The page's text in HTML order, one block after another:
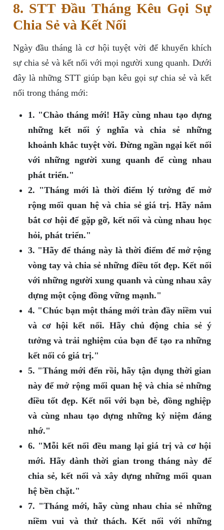
8. STT Đầu Tháng Kêu Gọi Sự
Chia Sẻ và Kết Nối
Ngày đầu tháng là cơ hội tuyệt vời để khuyến khích
sự chia sẻ và kết nối với mọi người xung quanh. Dưới
đây là những STT giúp bạn kêu gọi sự chia sẻ và kết
nối trong tháng mới:
1. "Chào tháng mới! Hãy cùng nhau tạo dựng
những kết nối ý nghĩa và chia sẻ những
khoảnh khắc tuyệt vời. Đừng ngần ngại kết nối
với những người xung quanh để cùng nhau
phát triển."
2. "Tháng mới là thời điểm lý tưởng để mở
rộng mối quan hệ và chia sẻ giá trị. Hãy nắm
bắt cơ hội để gặp gỡ, kết nối và cùng nhau học
hỏi, phát triển."
3. "Hãy để tháng này là thời điểm để mở rộng
vòng tay và chia sẻ những điều tốt đẹp. Kết nối
với những người xung quanh và cùng nhau xây
dựng một cộng đồng vững mạnh."
4. "Chúc bạn một tháng mới tràn đầy niềm vui
và cơ hội kết nối. Hãy chủ động chia sẻ ý
tưởng và trải nghiệm của bạn để tạo ra những
kết nối có giá trị."
5. "Tháng mới đến rồi, hãy tận dụng thời gian
này để mở rộng mối quan hệ và chia sẻ những
điều tốt đẹp. Kết nối với bạn bè, đồng nghiệp
và cùng nhau tạo dựng những kỷ niệm đáng
nhớ."
6. "Mỗi kết nối đều mang lại giá trị và cơ hội
mới. Hãy dành thời gian trong tháng này để
chia sẻ, kết nối và xây dựng những mối quan
hệ bền chặt."
7. "Tháng mới, hãy cùng nhau chia sẻ những
niềm vui và thử thách. Kết nối với những